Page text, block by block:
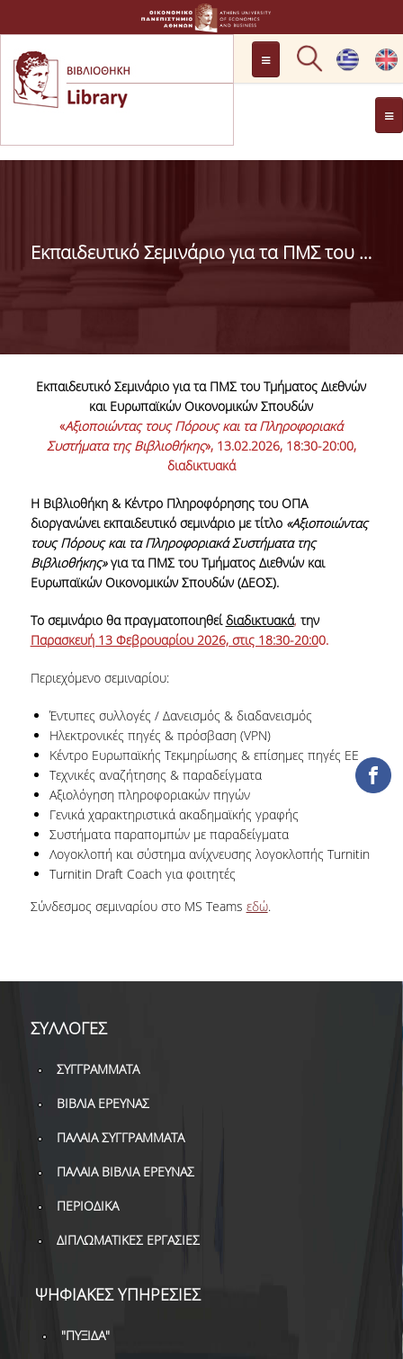
ΩΡΑΡΙΟ ΛΕΙΤΟΥΡΓΙΑΣ
Η ΓΝΩΜΗ ΣΑΣ ΜΕΤΡΑΕΙ
ΓΕΝΙΚΑ
ΒΙΒΛΙΟΘΗΚΗΣ
ΔΩΡΕΕΣ
ΕΡΓΑ ΑΝΑΠΤΥΞΗΣ
ΕΝΤΥΠΕΣ ΣΥΛΛΟΓΕΣ
ΨΗΦΙΑΚΕΣ ΠΗΓΕΣ
ΚΕΝΤΡΑ ΤΕΚΜΗΡΙΩΣΗΣ
Κ.Ε.Τ
ΥΠΗΡΕΣΙΕΣ
ΔΑΝΕΙΣΜΟΣ
ΔΙΑΔΑΝΕΙΣΜΟΣ
ΤΕΧΝΙΚΗ ΥΠΟΔΟΜΗ
Εκπαιδευτικό Σεμινάριο για τα ΠΜΣ του Τμήματος ΔΕΟΣ
Εκπαιδευτικό Σεμινάριο για τα ΠΜΣ του Τμήματος Διεθνών
και Ευρωπαϊκών Οικονομικών Σπουδών
«Αξιοποιώντας τους Πόρους και τα Πληροφοριακά
Συστήματα της Βιβλιοθήκης», 13.02.2026, 18:30-20:00,
διαδικτυακά
Η Βιβλιοθήκη & Κέντρο Πληροφόρησης του ΟΠΑ
διοργανώνει εκπαιδευτικό σεμινάριο με τίτλο «Αξιοποιώντας
τους Πόρους και τα Πληροφοριακά Συστήματα της
Βιβλιοθήκης»για τα ΠΜΣ του Τμήματος Διεθνών και
Ευρωπαϊκών Οικονομικών Σπουδών (ΔΕΟΣ).
Το σεμινάριο θα πραγματοποιηθείδιαδικτυακά, την
Παρασκευή 13 Φεβρουαρίου 2026, στις 18:30-20:00.
Περιεχόμενο σεμιναρίου:
Έντυπες συλλογές / Δανεισμός & διαδανεισμός
Ηλεκτρονικές πηγές & πρόσβαση (VPN)
Κέντρο Ευρωπαϊκής Τεκμηρίωσης & επίσημες πηγές ΕΕ
Τεχνικές αναζήτησης & παραδείγματα
Αξιολόγηση πληροφοριακών πηγών
Γενικά χαρακτηριστικά ακαδημαϊκής γραφής
Συστήματα παραπομπών με παραδείγματα
Λογοκλοπή και σύστημα ανίχνευσης λογοκλοπής Turnitin
Turnitin Draft Coach για φοιτητές
Σύνδεσμος σεμιναρίου στο MS Teams εδώ.
ΣΥΛΛΟΓΕΣ
ΣΥΓΓΡΑΜΜΑΤΑ
ΒΙΒΛΙΑ ΕΡΕΥΝΑΣ
ΠΑΛΑΙΑ ΣΥΓΓΡΑΜΜΑΤΑ
ΠΑΛΑΙΑ ΒΙΒΛΙΑ ΕΡΕΥΝΑΣ
ΠΕΡΙΟΔΙΚΑ
ΔΙΠΛΩΜΑΤΙΚΕΣ ΕΡΓΑΣΙΕΣ
ΨΗΦΙΑΚΕΣ ΥΠΗΡΕΣΙΕΣ
"ΠΥΞΙΔΑ"